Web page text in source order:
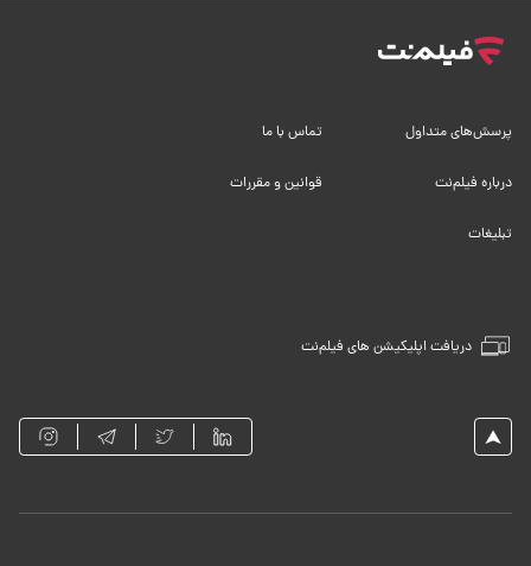
دریافت اپلیکیشن های فیلم‌نت
پرسش‌های متداول تماس با ما
درباره فیلم‌نت قوانین و مقررات
تبلیغات